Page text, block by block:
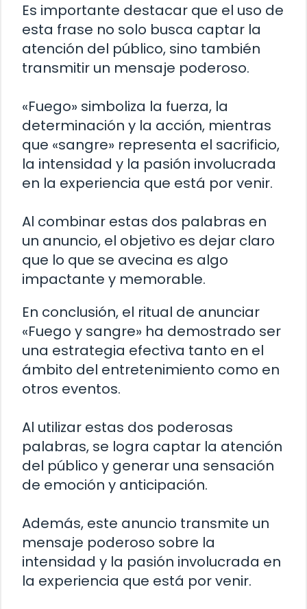
Es importante destacar que el uso de
esta frase no solo busca captar la
atención del público, sino también
transmitir un mensaje poderoso.
«Fuego» simboliza la fuerza, la
determinación y la acción, mientras
que «sangre» representa el sacrificio,
la intensidad y la pasión involucrada
en la experiencia que está por venir.
Al combinar estas dos palabras en
un anuncio, el objetivo es dejar claro
que lo que se avecina es algo
impactante y memorable.
En conclusión, el ritual de anunciar
«Fuego y sangre» ha demostrado ser
una estrategia efectiva tanto en el
ámbito del entretenimiento como en
otros eventos.
Al utilizar estas dos poderosas
palabras, se logra captar la atención
del público y generar una sensación
de emoción y anticipación.
Además, este anuncio transmite un
mensaje poderoso sobre la
intensidad y la pasión involucrada en
la experiencia que está por venir.